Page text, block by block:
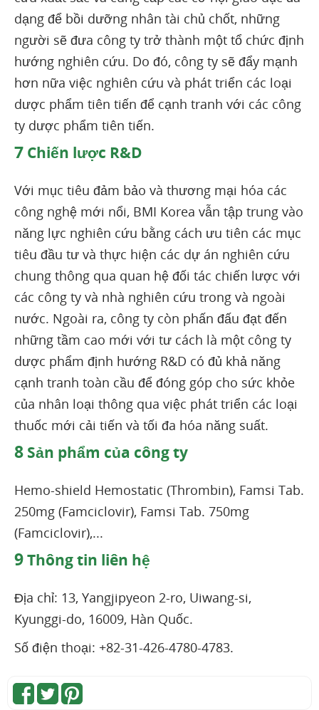
dạng để bồi dưỡng nhân tài chủ chốt, những
người sẽ đưa công ty trở thành một tổ chức định
hướng nghiên cứu. Do đó, công ty sẽ đẩy mạnh
hơn nữa việc nghiên cứu và phát triển các loại
dược phẩm tiên tiến để cạnh tranh với các công
ty dược phẩm tiên tiến.
7 Chiến lược R&D
Với mục tiêu đảm bảo và thương mại hóa các
công nghệ mới nổi, BMI Korea vẫn tập trung vào
năng lực nghiên cứu bằng cách ưu tiên các mục
tiêu đầu tư và thực hiện các dự án nghiên cứu
chung thông qua quan hệ đối tác chiến lược với
các công ty và nhà nghiên cứu trong và ngoài
nước. Ngoài ra, công ty còn phấn đấu đạt đến
những tầm cao mới với tư cách là một công ty
dược phẩm định hướng R&D có đủ khả năng
cạnh tranh toàn cầu để đóng góp cho sức khỏe
của nhân loại thông qua việc phát triển các loại
thuốc mới cải tiến và tối đa hóa năng suất.
8 Sản phẩm của công ty
Hemo-shield Hemostatic (Thrombin), Famsi Tab.
250mg (Famciclovir), Famsi Tab. 750mg
(Famciclovir),...
9Thông tin liên hệ
Địa chỉ: 13, Yangjipyeon 2-ro, Uiwang-si,
Kyunggi-do, 16009, Hàn Quốc.
Số điện thoại: +82-31-426-4780-4783.